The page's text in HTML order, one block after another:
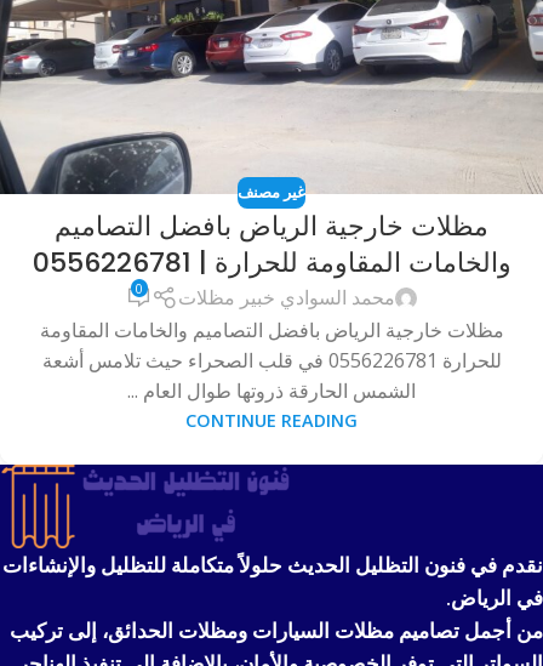
غير مصنف
مظلات خارجية الرياض بافضل التصاميم
والخامات المقاومة للحرارة | 0556226781
محمد السوادي خبير مظلات 0
مظلات خارجية الرياض بافضل التصاميم والخامات المقاومة
للحرارة 0556226781 في قلب الصحراء حيث تلامس أشعة
الشمس الحارقة ذروتها طوال العام ...
CONTINUE READING
نقدم في فنون التظليل الحديث حلولاً متكاملة للتظليل والإنشاءات
في الرياض.
من أجمل تصاميم مظلات السيارات ومظلات الحدائق، إلى تركيب